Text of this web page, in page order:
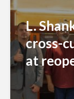
L.
cross-
at